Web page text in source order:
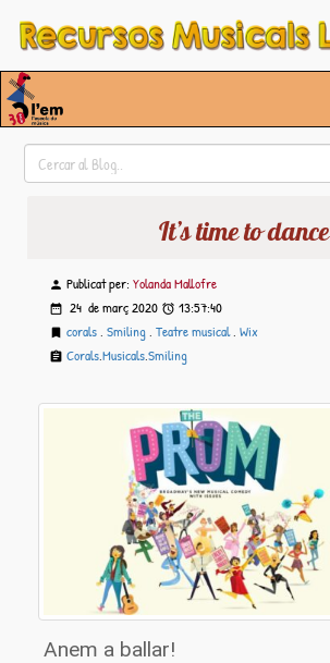
It’s time to dance
Publicat per: Yolanda Mallofre
24 demarç2020
13:57:40
corals, Smiling, Teatre musical, Wix
Corals,Musicals,Smiling
Anem a ballar!